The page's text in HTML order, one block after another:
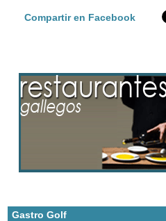
Compartir en Facebook
Gastro Golf